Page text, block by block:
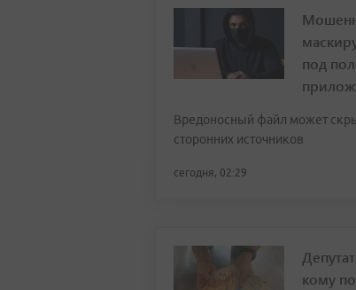
под
Вредоносный файл может
сторонних источников
сегодня, 02:29
кому